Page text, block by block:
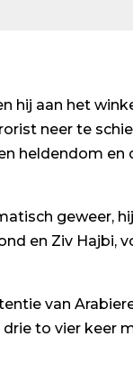
hij aan het
neer te
heldendom en
geweer,
en Ziv Hajbi,
van
to vier keer